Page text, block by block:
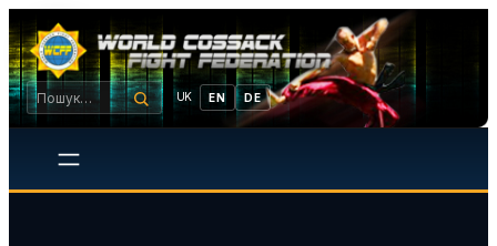
UK EN DE